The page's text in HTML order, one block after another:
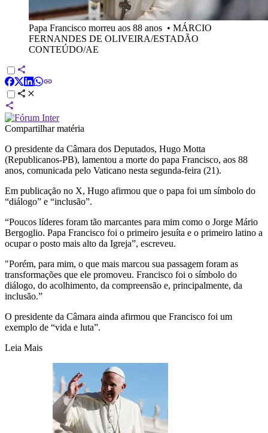
Papa Francisco morreu aos 88 anos • MÁRCIO
FERNANDES DE OLIVEIRA/ESTADÃO
CONTEÚDO/AE
Compartilhar matéria
O presidente da Câmara dos Deputados, Hugo Motta
(Republicanos-PB), lamentou a morte do papa Francisco, aos 88
anos, comunicada pelo Vaticano nesta segunda-feira (21).
Em publicação no X, Hugo afirmou que o papa foi um símbolo do
“diálogo” e “inclusão”.
“Poucos líderes foram tão marcantes para mim como o Jorge Mário
Bergoglio. Papa Francisco foi o primeiro jesuíta e o primeiro latino a
ocupar o posto mais alto da Igreja”, escreveu.
"Porém, para mim, o que mais marcou sua passagem foram as
transformações que ele promoveu. Francisco foi o símbolo do
diálogo, do acolhimento, da compreensão e, principalmente, da
inclusão.”
O presidente da Câmara ainda afirmou que Francisco foi um
exemplo de “vida e luta”.
Leia Mais